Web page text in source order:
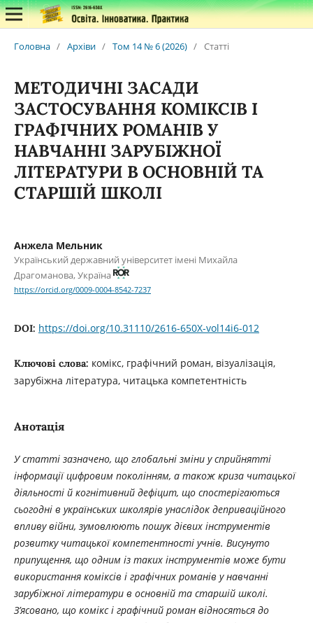
Головна / Архіви / Том 14 № 6 (2026) / Статті
МЕТОДИЧНІ ЗАСАДИ
ЗАСТОСУВАННЯ КОМІКСІВ І
ГРАФІЧНИХ РОМАНІВ У
НАВЧАННІ ЗАРУБІЖНОЇ
ЛІТЕРАТУРИ В ОСНОВНІЙ ТА
СТАРШІЙ ШКОЛІ
Анжела Мельник
Український державний університет імені Михайла
Драгоманова, Україна
https://orcid.org/0009-0004-8542-7237
DOI: https://doi.org/10.31110/2616-650X-vol14i6-012
Ключові слова: комікс, графічний роман, візуалізація,
зарубіжна література, читацька компетентність
Анотація
У статті зазначено, що глобальні зміни у сприйнятті
інформації цифровим поколінням, а також криза читацької
діяльності й когнітивний дефіцит, що спостерігаються
сьогодні в українських школярів унаслідок деприваційного
впливу війни, зумовлюють пошук дієвих інструментів
розвитку читацької компетентності учнів. Висунуто
припущення, що одним із таких інструментів може бути
використання коміксів і графічних романів у навчанні
зарубіжної літератури в основній та старшій школі.
З’ясовано, що комікс і графічний роман відносяться до